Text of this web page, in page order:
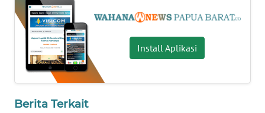
Install Aplikasi
Berita Terkait
WN
BENGKULU
WN
LAMPUNG
JATENG